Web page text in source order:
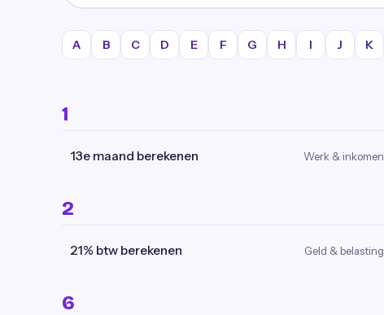
A B C D E F G H I J K
1
13e maand berekenen Werk & inkomen
2
21% btw berekenen Geld & belasting
6